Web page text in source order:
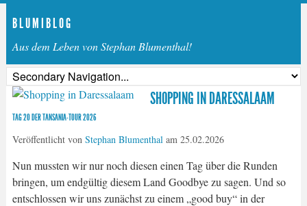
B L U M I B L O G
Aus dem Leben von Stephan Blumenthal!
SHOPPING IN DARESSALAAM
TAG 20 DER TANSANIA-TOUR 2026
Veröffentlicht von Stephan Blumenthalam 25.02.2026
Nun mussten wir nur noch diesen einen Tag über die Runden
bringen, um endgültig diesem Land Goodbye zu sagen. Und so
entschlossen wir uns zunächst zu einem „good buy“ in der